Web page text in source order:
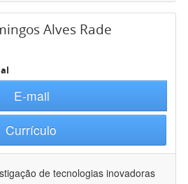
Alves Rade
E-mail
Currículo
de tecnologias inovadoras